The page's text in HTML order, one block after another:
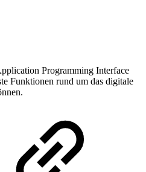
Programming Interface
Funktionen rund um das digitale